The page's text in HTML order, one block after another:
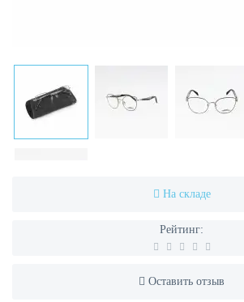
На складе
Рейтинг:
Оставить отзыв